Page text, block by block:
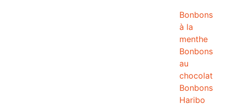
Bonbons
à la
menthe
Bonbons
au
chocolat
Bonbons
Haribo